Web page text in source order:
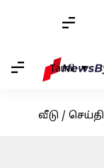
Tamil
வீடு / செய்தி